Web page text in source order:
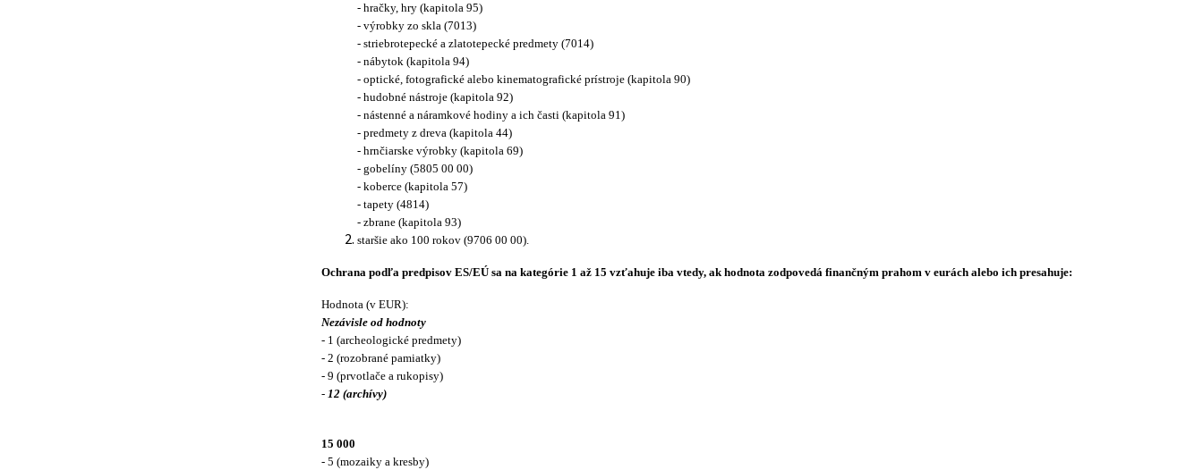
- hračky, hry (kapitola 95)
- výrobky zo skla (7013)
- striebrotepecké a zlatotepecké predmety (7014)
- nábytok (kapitola 94)
- optické, fotografické alebo kinematografické prístroje (kapitola 90)
- hudobné nástroje (kapitola 92)
- nástenné a náramkové hodiny a ich časti (kapitola 91)
- predmety z dreva (kapitola 44)
- hrnčiarske výrobky (kapitola 69)
- gobelíny (5805 00 00)
- koberce (kapitola 57)
- tapety (4814)
- zbrane (kapitola 93)
staršie ako 100 rokov (9706 00 00).
Ochrana podľa predpisov ES/EÚ sa na kategórie 1 až 15 vzťahuje iba vtedy, ak hodnota zodpovedá finančným prahom v eurách alebo ich presahuje:
Hodnota (v EUR):
Nezávisle od hodnoty
- 1 (archeologické predmety)
- 2 (rozobrané pamiatky)
- 9 (prvotlače a rukopisy)
-12 (archívy)
15 000
- 5 (mozaiky a kresby)